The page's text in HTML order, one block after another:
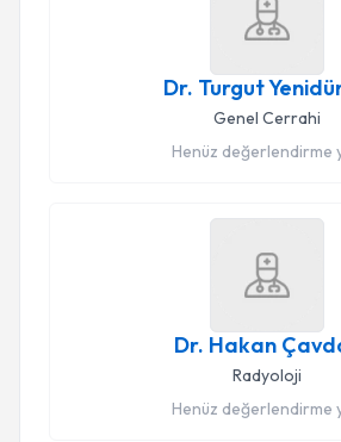
Dr. Turgut
Genel Cerrahi
Henüz değerlendirme
Dr. Hakan
Radyoloji
Henüz değerlendirme